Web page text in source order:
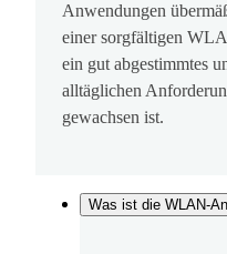
Anwendungen
einer sorgfältigen
ein gut abgestimmtes
alltäglichen
gewachsen ist.
Was ist die WLAN-